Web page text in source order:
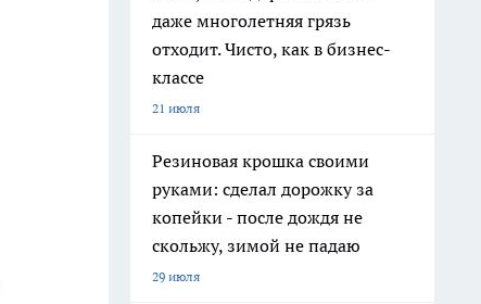
даже многолетняя грязь
отходит. Чисто, как в бизнес-
классе
21 июля
Резиновая крошка своими
руками: сделал дорожку за
копейки - после дождя не
скольжу, зимой не падаю
29 июля